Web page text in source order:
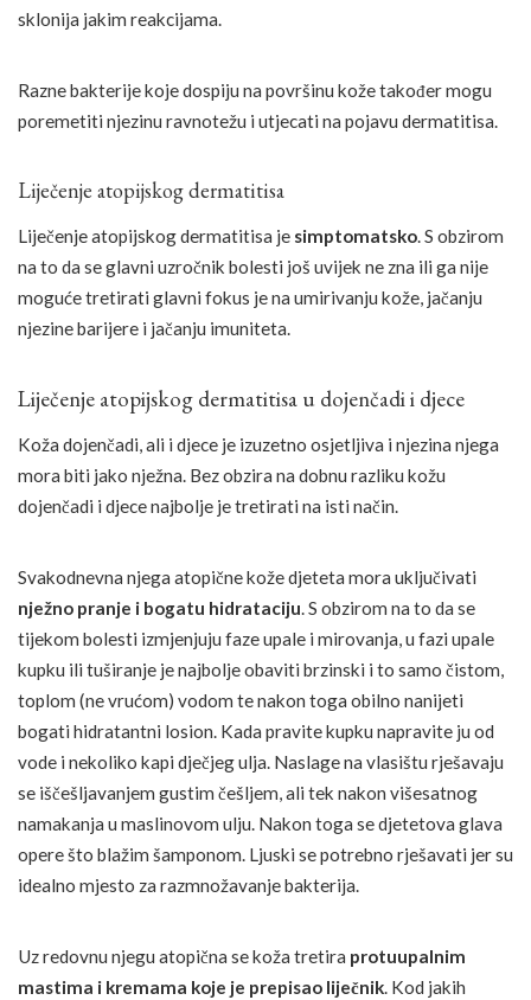
sklonija jakim reakcijama.
Razne bakterije koje dospiju na površinu kože također mogu
poremetiti njezinu ravnotežu i utjecati na pojavu dermatitisa.
Liječenje atopijskog dermatitisa
Liječenje atopijskog dermatitisa je simptomatsko. S obzirom
na to da se glavni uzročnik bolesti još uvijek ne zna ili ga nije
moguće tretirati glavni fokus je na umirivanju kože, jačanju
njezine barijere i jačanju imuniteta.
Liječenje atopijskog dermatitisa u dojenčadi i djece
Koža dojenčadi, ali i djece je izuzetno osjetljiva i njezina njega
mora biti jako nježna. Bez obzira na dobnu razliku kožu
dojenčadi i djece najbolje je tretirati na isti način.
Svakodnevna njega atopične kože djeteta mora uključivati
nježno pranje i bogatu hidrataciju. S obzirom na to da se
tijekom bolesti izmjenjuju faze upale i mirovanja, u fazi upale
kupku ili tuširanje je najbolje obaviti brzinski i to samo čistom,
toplom (ne vrućom) vodom te nakon toga obilno nanijeti
bogati hidratantni losion. Kada pravite kupku napravite ju od
vode i nekoliko kapi dječjeg ulja. Naslage na vlasištu rješavaju
se iščešljavanjem gustim češljem, ali tek nakon višesatnog
namakanja u maslinovom ulju. Nakon toga se djetetova glava
opere što blažim šamponom. Ljuski se potrebno rješavati jer su
idealno mjesto za razmnožavanje bakterija.
Uz redovnu njegu atopična se koža tretira protuupalnim
mastima i kremama koje je prepisao liječnik. Kod jakih